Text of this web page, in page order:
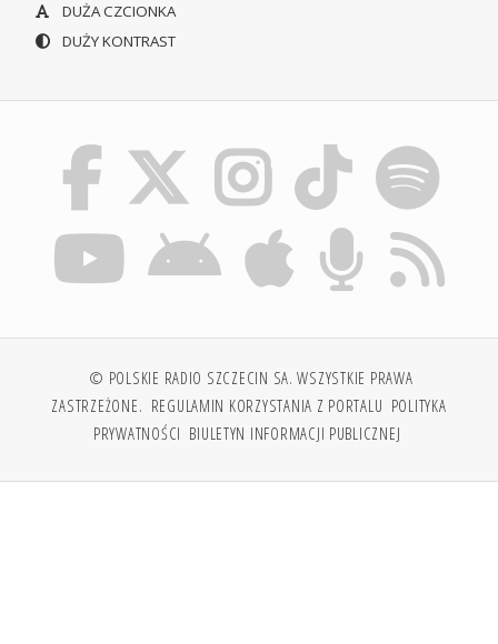
DUŻA CZCIONKA
DUŻY KONTRAST
© POLSKIE RADIO SZCZECIN SA. WSZYSTKIE PRAWA
ZASTRZEŻONE. REGULAMIN KORZYSTANIA Z PORTALU POLITYKA
PRYWATNOŚCI BIULETYN INFORMACJI PUBLICZNEJ